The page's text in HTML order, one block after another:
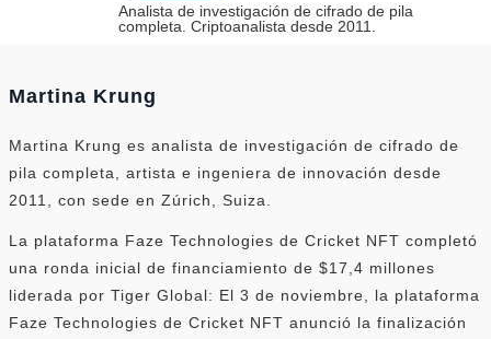
Analista de investigación de cifrado de pila
completa. Criptoanalista desde 2011.
Martina Krung
Martina Krung es analista de investigación de cifrado de
pila completa, artista e ingeniera de innovación desde
2011, con sede en Zúrich, Suiza.
La plataforma Faze Technologies de Cricket NFT completó
una ronda inicial de financiamiento de $17,4 millones
liderada por Tiger Global: El 3 de noviembre, la plataforma
Faze Technologies de Cricket NFT anunció la finalización